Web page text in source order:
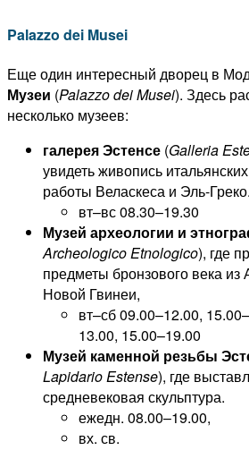
Palazzo dei Musei
Еще один интересный дворец в
Музеи (Palazzo dei Musei). Здесь
несколько музеев:
галерея Эстенсе (Galleria
увидеть живопись
работы Веласкеса и Эль-Греко.
вт–вс 08.30–19.30
Музей археологии и
Archeologico Etnologico), где
предметы бронзового века
Новой Гвинеи,
вт–сб 09.00–12.00,
13.00, 15.00–19.00
Музей каменной резьбы
Lapidario Estense), где
средневековая скульптура.
ежедн. 08.00–19.00,
вх. св.